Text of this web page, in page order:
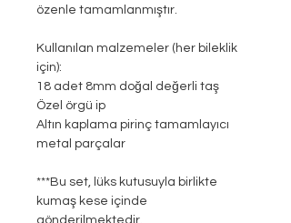
özenle tamamlanmıştır.
Kullanılan malzemeler (her bileklik
için):
18 adet 8mm doğal değerli taş
Özel örgü ip
Altın kaplama pirinç tamamlayıcı
metal parçalar
***Bu set, lüks kutusuyla birlikte
kumaş kese içinde
gönderilmektedir.